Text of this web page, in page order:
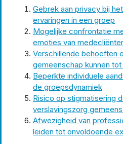
Gebrek aan privacy bij
ervaringen in een groep
Mogelijke confrontatie
emoties van
Verschillende behoeften
gemeenschap kunnen
Beperkte individuele
de groepsdynamiek
Risico op stigmatisering
verslavingszorg
Afwezigheid van
leiden tot onvoldoende